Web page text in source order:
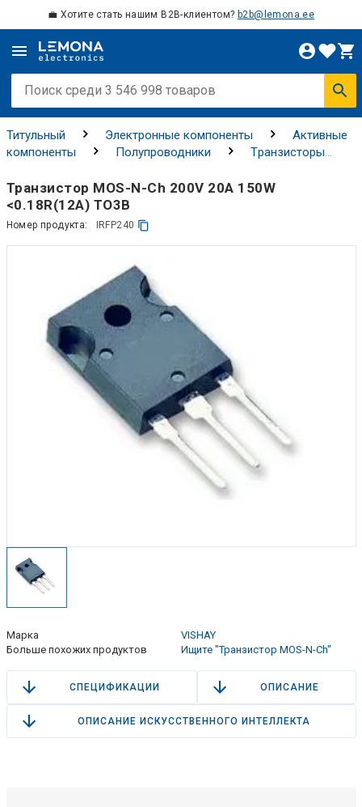
💼 Хотите стать нашим B2B-клиентом? b2b@lemona.ee
Титульный Электронные компоненты
Активные
компоненты
Полупроводники
Tранзисторы
полупроводниковые полевые транзисторы (МОП-
транзисторы))
Транзистор MOS-N-Ch 200V 20A 150W
<0.18R(12A) TO3B
Номер продукта: IRFP240
Марка
VISHAY
Больше похожих продуктов
Ищите "Транзистор MOS-N-Ch"
СПЕЦИФИКАЦИИ ОПИСАНИЕ
ОПИСАНИЕ ИСКУССТВЕННОГО ИНТЕЛЛЕКТА